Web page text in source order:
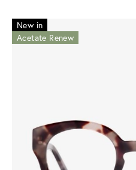
New in
Acetate Renew